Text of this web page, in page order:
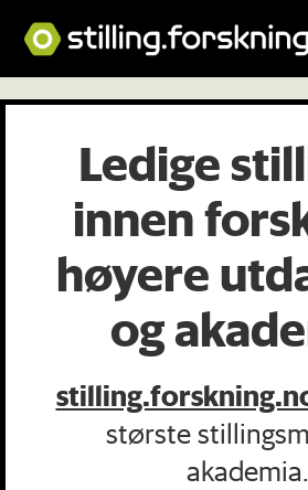
Ledige
stillinger
innen
forskning,
høyere
utdanning
Ledige
innen
høyere
og
største
akademia.